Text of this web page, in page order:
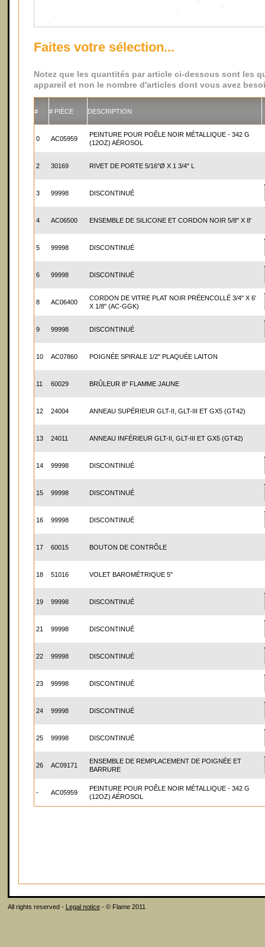
Faites votre sélection...
Notez que les quantités par article ci-dessous sont les
appareil et non le nombre d'articles dont vous avez
# # PIÈCE DESCRIPTION
0 AC05959
PEINTURE POUR POÊLE NOIR MÉTALLIQUE - 342 G
(12OZ) AÉROSOL
2 30169 RIVET DE PORTE 5/16"Ø X 1 3/4" L
3 99998 DISCONTINUÉ
4 AC06500 ENSEMBLE DE SILICONE ET CORDON NOIR 5/8" X 8'
5 99998 DISCONTINUÉ
6 99998 DISCONTINUÉ
8 AC06400
CORDON DE VITRE PLAT NOIR PRÉENCOLLÉ 3/4" X 6'
X 1/8" (AC-GGK)
9 99998 DISCONTINUÉ
10 AC07860 POIGNÉE SPIRALE 1/2" PLAQUÉE LAITON
11 60029 BRÛLEUR 8" FLAMME JAUNE
12 24004 ANNEAU SUPÉRIEUR GLT-II, GLT-III ET GX5 (GT42)
13 24011 ANNEAU INFÉRIEUR GLT-II, GLT-III ET GX5 (GT42)
14 99998 DISCONTINUÉ
15 99998 DISCONTINUÉ
16 99998 DISCONTINUÉ
17 60015 BOUTON DE CONTRÔLE
18 51016 VOLET BAROMÉTRIQUE 5"
19 99998 DISCONTINUÉ
21 99998 DISCONTINUÉ
22 99998 DISCONTINUÉ
23 99998 DISCONTINUÉ
24 99998 DISCONTINUÉ
25 99998 DISCONTINUÉ
26 AC09171
ENSEMBLE DE REMPLACEMENT DE POIGNÉE ET
BARRURE
- AC05959
PEINTURE POUR POÊLE NOIR MÉTALLIQUE - 342 G
(12OZ) AÉROSOL
All rights reserved - Legal notice- © Flame 2011